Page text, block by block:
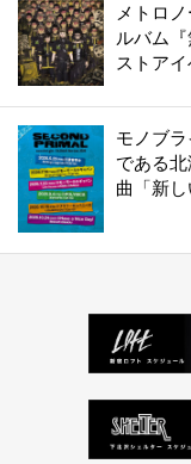
メトロ
ルバム
ストア
モノブ
である
曲「新